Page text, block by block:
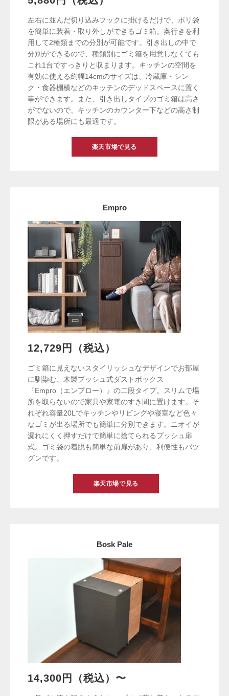
左右に並んだ切り込みフックに掛けるだけで、ポリ袋
を簡単に装着・取り外しができるゴミ箱。奥行きを利
用して2種類までの分別が可能です。引き出しの中で
分別ができるので、種類別にゴミ箱を用意しなくても
これ1台ですっきりと収まります。キッチンの空間を
有効に使える約幅14cmのサイズは、冷蔵庫・シン
ク・食器棚横などのキッチンのデッドスペースに置く
事ができます。また、引き出しタイプのゴミ箱は高さ
がでないので、キッチンのカウンター下などの高さ制
限がある場所にも最適です。
楽天市場で見る
Empro
12,729円（税込）
ゴミ箱に見えないスタイリッシュなデザインでお部屋
に馴染む、木製プッシュ式ダストボックス
『Empro（エンプロー）』の二段タイプ。スリムで場
所を取らないので家具や家電のすき間に置けます。そ
れぞれ容量20Lでキッチンやリビングや寝室など色々
なゴミが出る場所でも簡単に分別できます。ニオイが
漏れにくく押すだけで簡単に捨てられるプッシュ扉
式。ゴミ袋の着脱も簡単な前扉があり、利便性もバツ
グンです。
楽天市場で見る
Bosk Pale
14,300円（税込）〜